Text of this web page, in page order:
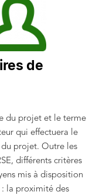
de
du projet et le terme
qui effectuera le
projet. Outre les
différents critères
mis à disposition
: la proximité des